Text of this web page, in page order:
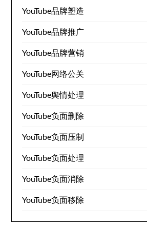
YouTube品牌塑造
YouTube品牌推广
YouTube品牌营销
YouTube网络公关
YouTube舆情处理
YouTube负面删除
YouTube负面压制
YouTube负面处理
YouTube负面消除
YouTube负面移除